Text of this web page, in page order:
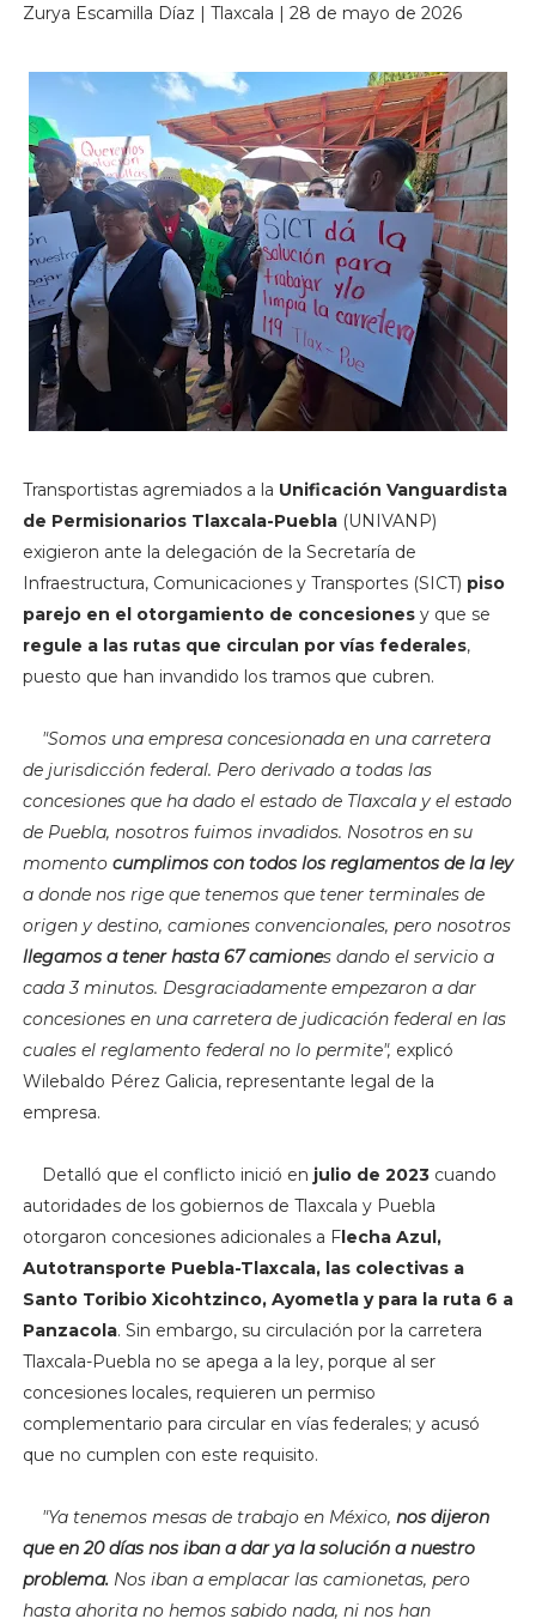
Zurya Escamilla Díaz | Tlaxcala | 28 de mayo de 2026
Transportistas agremiados a la Unificación Vanguardista
de Permisionarios Tlaxcala-Puebla(UNIVANP)
exigieron ante la delegación de la Secretaría de
Infraestructura, Comunicaciones y Transportes (SICT) piso
parejo en el otorgamiento de concesionesy que se
regule a las rutas que circulan por vías federales,
puesto que han invandido los tramos que cubren.
"Somos una empresa concesionada en una carretera
de jurisdicción federal. Pero derivado a todas las
concesiones que ha dado el estado de Tlaxcala y el estado
de Puebla, nosotros fuimos invadidos. Nosotros en su
momento cumplimos con todos los reglamentos de la ley
a donde nos rige que tenemos que tener terminales de
origen y destino, camiones convencionales, pero nosotros
llegamos a tener hasta 67 camiones dando el servicio a
cada 3 minutos. Desgraciadamente empezaron a dar
concesiones en una carretera de judicación federal en las
cuales el reglamento federal no lo permite", explicó
Wilebaldo Pérez Galicia, representante legal de la
empresa.
Detalló que el conflicto inició en julio de 2023 cuando
autoridades de los gobiernos de Tlaxcala y Puebla
otorgaron concesiones adicionales a Flecha Azul,
Autotransporte Puebla-Tlaxcala, las colectivas a
Santo Toribio Xicohtzinco, Ayometla y para la ruta 6 a
Panzacola. Sin embargo, su circulación por la carretera
Tlaxcala-Puebla no se apega a la ley, porque al ser
concesiones locales, requieren un permiso
complementario para circular en vías federales; y acusó
que no cumplen con este requisito.
"Ya tenemos mesas de trabajo en México, nos dijeron
que en 20 días nos iban a dar ya la solución a nuestro
problema. Nos iban a emplacar las camionetas, pero
hasta ahorita no hemos sabido nada, ni nos han